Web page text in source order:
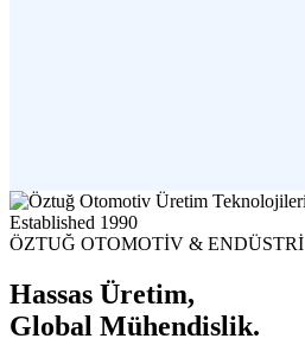
Established 1990
ÖZTUĞ OTOMOTİV & ENDÜSTRİ
Hassas Üretim,
Global Mühendislik.